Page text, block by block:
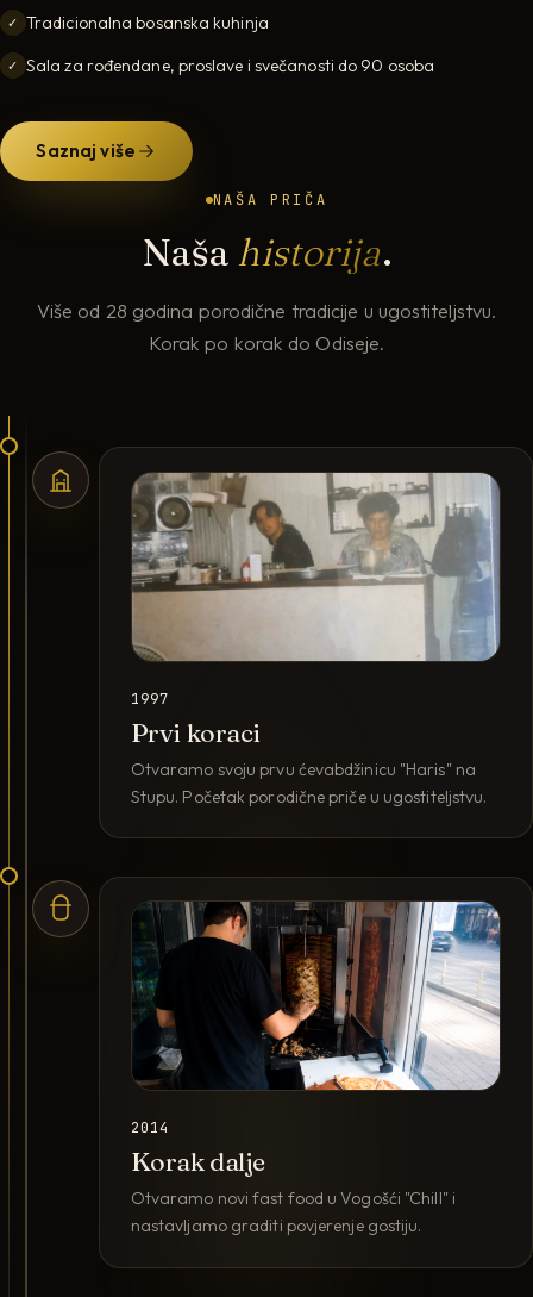
✓ Tradicionalna bosanska kuhinja
✓ Sala za rođendane, proslave i svečanosti do 90 osoba
Saznaj više
NAŠA PRIČA
Naša historija.
Više od 28 godina porodične tradicije u ugostiteljstvu.
Korak po korak do Odiseje.
1997
Prvi koraci
Otvaramo svoju prvu ćevabdžinicu "Haris" na
Stupu. Početak porodične priče u ugostiteljstvu.
2014
Korak dalje
Otvaramo novi fast food u Vogošći "Chill" i
nastavljamo graditi povjerenje gostiju.